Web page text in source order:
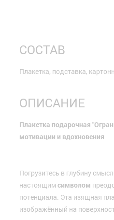
СОСТАВ
Плакетка, подставка,
ОПИСАНИЕ
Плакетка подарочная
мотивации и вдохновения
Погрузитесь в глубину
настоящим символом
потенциала. Эта изящная
изображённый на